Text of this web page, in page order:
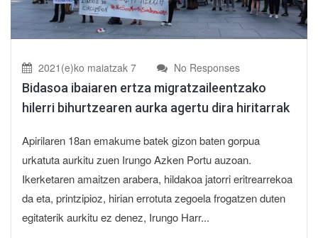
2021(e)ko maiatzak 7 No Responses
Bidasoa ibaiaren ertza migratzaileentzako
hilerri bihurtzearen aurka agertu dira hiritarrak
Apirilaren 18an emakume batek gizon baten gorpua
urkatuta aurkitu zuen Irungo Azken Portu auzoan.
Ikerketaren amaitzen arabera, hildakoa jatorri eritrearrekoa
da eta, printzipioz, hirian errotuta zegoela frogatzen duten
egitaterik aurkitu ez denez, Irungo Harr...